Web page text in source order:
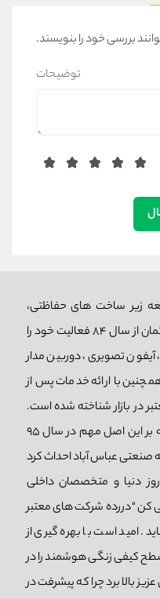
بررسی خود را بنویسند.
توضیحات
زیر ساخت های حفاظتی،
امنیتی و هوشمند سازی صنعت ساختمان از سال 84 فعالیت خود را
تصویری، دوربین مدار
با ارائه خدمات پس از
در بازار شناخته شده است.
گلدن گیت با رویکرد تولید ملی و تکیه بر این اصل مهم در سال 95
صنعتی عباس آباد احداث کرد
دنیا و متخصصان داخلی
کن "دررده شرکت های معتبر
امید است با بهره گیری از
کیفی زنگی هوشمند را در
بالا برد چرا که پیشرفت در